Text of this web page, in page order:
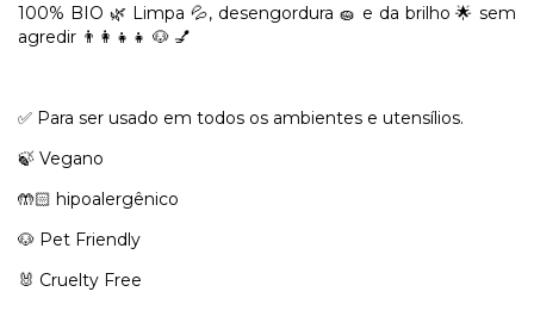
100% BIO 🌿 Limpa 💦, desengordura 🧽 e da brilho 🌟 sem
agredir 👨‍👩‍👧‍👧 🐶 💅
✅ Para ser usado em todos os ambientes e utensílios.
🍃 Vegano
🤲🏻 hipoalergênico
🐶 Pet Friendly
🐰 Cruelty Free